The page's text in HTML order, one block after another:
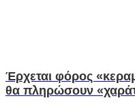
Έρχεται φόρος
θα πληρώσουν